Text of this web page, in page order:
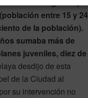
entre 15 y 24
de la población).
sumaba más de
juveniles, diez de
desdijo de esta
de la Ciudad al
su intervención no